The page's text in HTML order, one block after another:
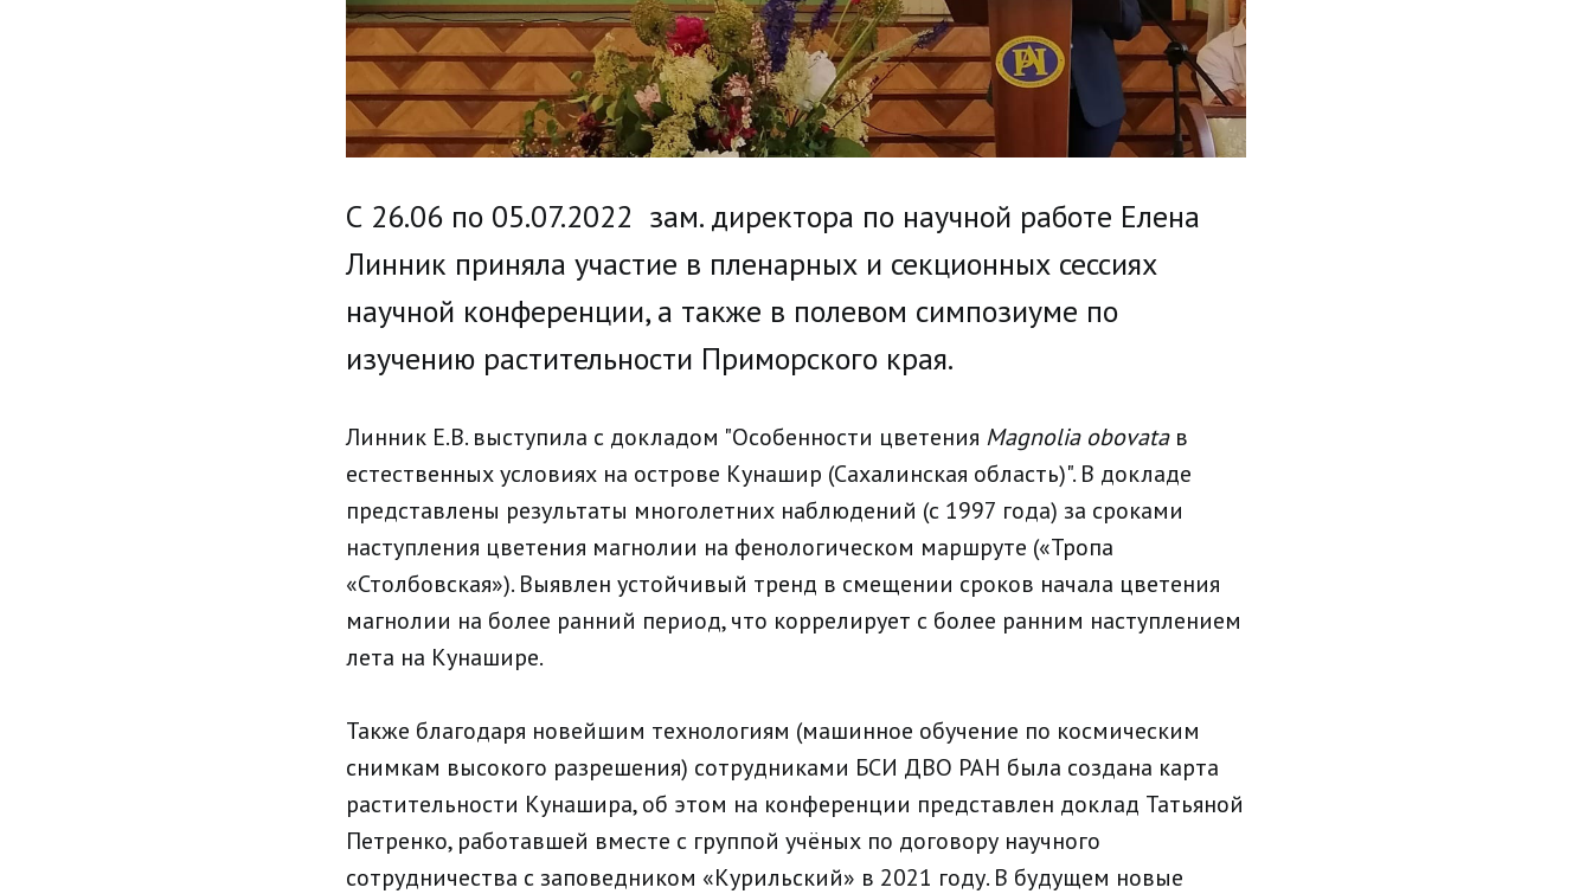
С 26.06 по 05.07.2022 зам. директора по научной работе Елена
Линник приняла участие в пленарных и секционных сессиях
научной конференции, а также в полевом симпозиуме по
изучению растительности Приморского края.
Линник Е.В. выступила с докладом "Особенности цветения Magnolia obovataв
естественных условиях на острове Кунашир (Сахалинская область)". В докладе
представлены результаты многолетних наблюдений (с 1997 года) за сроками
наступления цветения магнолии на фенологическом маршруте («Тропа
«Столбовская»). Выявлен устойчивый тренд в смещении сроков начала цветения
магнолии на более ранний период, что коррелирует с более ранним наступлением
лета на Кунашире.
Также благодаря новейшим технологиям (машинное обучение по космическим
снимкам высокого разрешения) сотрудниками БСИ ДВО РАН была создана карта
растительности Кунашира, об этом на конференции представлен доклад Татьяной
Петренко, работавшей вместе с группой учёных по договору научного
сотрудничества с заповедником «Курильский» в 2021 году. В будущем новые